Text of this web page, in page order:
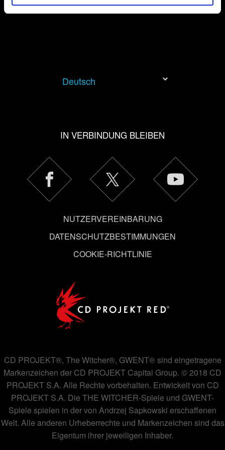
etwas Interessantes mitteilen wollen –, geben wir
unten im Menü „Einstellungen“, wo du, falls gewünscht,
Deutsch
IN VERBINDUNG BLEIBEN
NUTZERVEREINBARUNG
DATENSCHUTZBESTIMMUNGEN
COOKIE-RICHTLINIE
CD PROJEKT®, The Witcher®, GWENT® sind eingetragene
Markenzeichen der CD PROJEKT Capital Group. © 2018 CD
PROJEKT S.A. Alle Rechte vorbehalten. Entwickelt von CD
PROJEKT S.A. Die THE WITCHER-Spiele und GWENT-
Spiele spielen in der von Andrzej Sapkowski erschaffenen
Welt. Alle anderen Urheberrechte und Markenzeichen sind das
Eigentum ihrer jeweiligen Inhaber.